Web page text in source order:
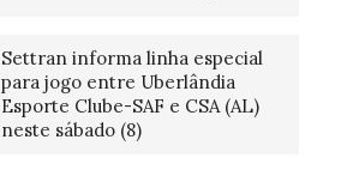
Settran informa linha especial
para jogo entre Uberlândia
Esporte Clube-SAF e CSA (AL)
neste sábado (8)